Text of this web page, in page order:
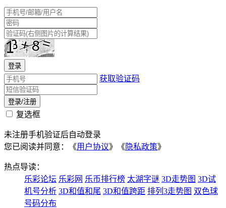
获取验证码
复选框
未注册手机验证后自动登录
您已阅读并同意：《用户协议》《 隐私政策》
热点导读：
乐彩论坛 乐彩网 乐币排行榜 太湖字谜 3D走势图 3D试
机号分析 3D和值和尾 3D和值跨距 排列3走势图 双色球
号码分布